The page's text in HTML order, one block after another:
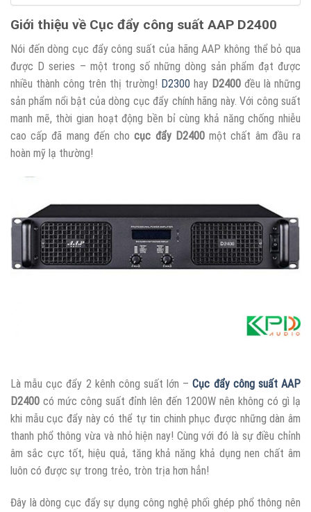
Giới thiệu về Cục đẩy công suất AAP D2400
Nói đến dòng cục đẩy công suất của hãng AAP không thể bỏ qua
được D series – một trong số những dòng sản phẩm đạt được
nhiều thành công trên thị trường! D2300 hay D2400 đều là những
sản phẩm nổi bật của dòng cục đẩy chính hãng này. Với công suất
manh mẽ, thời gian hoạt động bền bỉ cùng khả năng chống nhiễu
cao cấp đã mang đến chocục đẩy D2400một chất âm đầu ra
hoàn mỹ lạ thường!
Là mẫu cục đẩy 2 kênh công suất lớn –Cục đẩy công suất AAP
D2400 có mức công suất đỉnh lên đến 1200W nên không có gì lạ
khi mẫu cục đẩy này có thể tự tin chinh phục được những dàn âm
thanh phổ thông vừa và nhỏ hiện nay! Cùng với đó là sự điều chỉnh
âm sắc cực tốt, hiệu quả, tăng khả năng khả dụng nen chất âm
luôn có được sự trong trẻo, tròn trịa hơn hẳn!
Đây là dòng cục đẩy sự dụng công nghệ phối ghép phổ thông nên